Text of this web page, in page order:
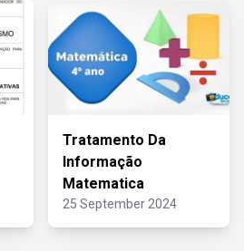
Tratamento Da
Informação
Matematica
25 September 2024